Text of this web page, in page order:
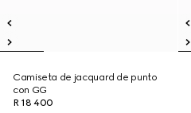
Camiseta de jacquard de punto
con GG
R 18 400